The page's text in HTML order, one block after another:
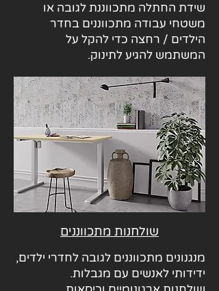
שידת החתלה מתכווננת לגובה או
משטחי עבודה מתכווננים בחדר
הילדים / רחצה כדי להקל על
המשתמש להגיע לתינוק.
שולחנות מתכווננים
מנגנונים מתכווננים לגובה לחדרי ילדים,
ידידותי לאנשים עם מגבלות.